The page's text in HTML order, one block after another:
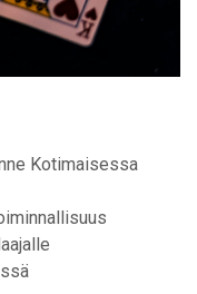
Kotimaisessa